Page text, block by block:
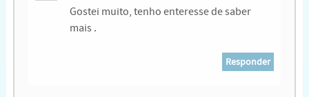
Gostei muito, tenho enteresse de saber
mais .
Responder